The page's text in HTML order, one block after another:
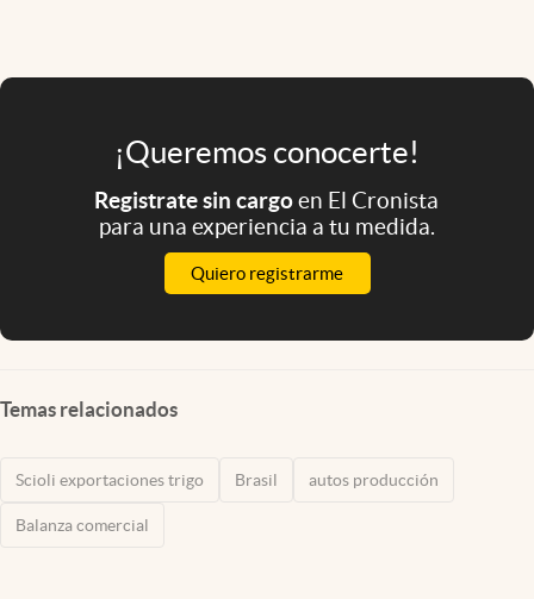
¡Queremos conocerte!
Registrate sin cargoen El Cronista
para una experiencia a tu medida.
Quiero registrarme
Temas relacionados
Scioli exportaciones trigo Brasil autos producción
Balanza comercial